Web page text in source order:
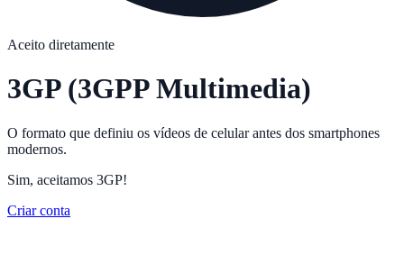
Aceito diretamente
3GP (3GPP Multimedia)
O formato que definiu os vídeos de celular antes dos smartphones
modernos.
Sim, aceitamos 3GP!
Criar conta